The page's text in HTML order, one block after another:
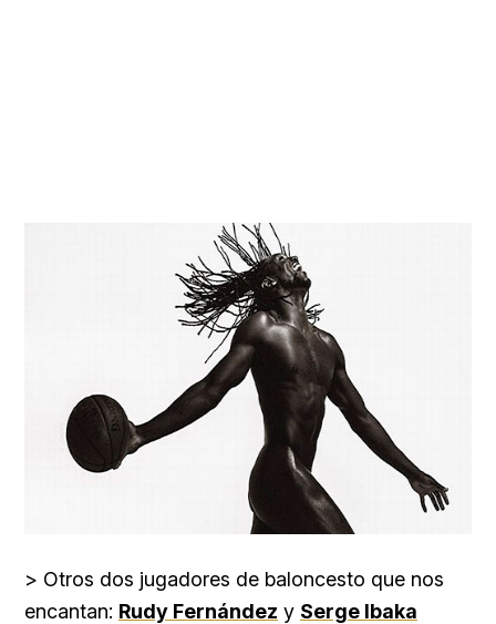
> Otros dos jugadores de baloncesto que nos
encantan: Rudy Fernández y Serge Ibaka